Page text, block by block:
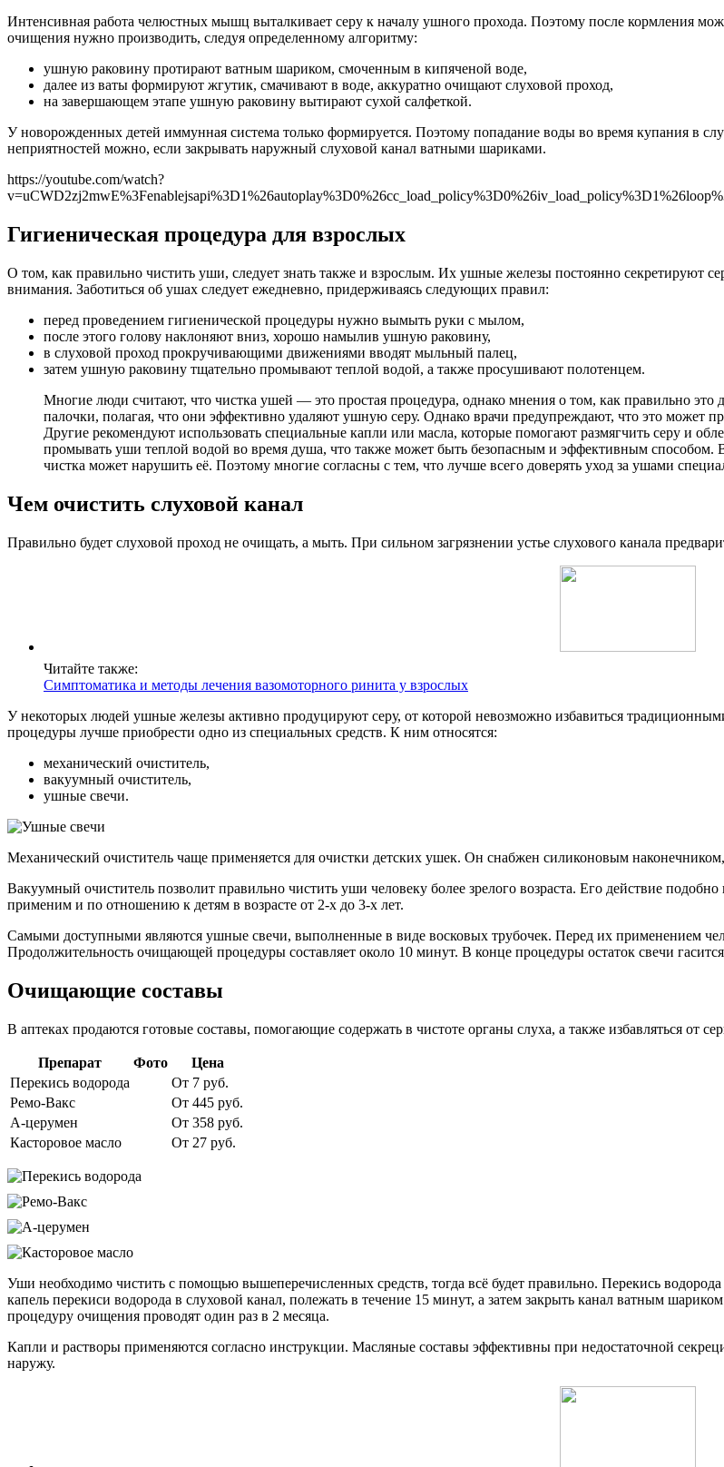
Интенсивная работа челюстных мышц выталкивает серу к началу ушного прохода. Поэтому после кормления
очищения нужно производить, следуя определенному алгоритму:
ушную раковину протирают ватным шариком, смоченным в кипяченой воде,
далее из ваты формируют жгутик, смачивают в воде, аккуратно очищают слуховой проход,
на завершающем этапе ушную раковину вытирают сухой салфеткой.
У новорожденных детей иммунная система только формируется. Поэтому попадание воды во время купания в
неприятностей можно, если закрывать наружный слуховой канал ватными шариками.
https://youtube.com/watch?
Гигиеническая процедура для взрослых
О том, как правильно чистить уши, следует знать также и взрослым. Их ушные железы постоянно секретируют
внимания. Заботиться об ушах следует ежедневно, придерживаясь следующих правил:
перед проведением гигиенической процедуры нужно вымыть руки с мылом,
после этого голову наклоняют вниз, хорошо намылив ушную раковину,
в слуховой проход прокручивающими движениями вводят мыльный палец,
затем ушную раковину тщательно промывают теплой водой, а также просушивают полотенцем.
Многие люди считают, что чистка ушей — это простая процедура, однако мнения о том, как правильно это
палочки, полагая, что они эффективно удаляют ушную серу. Однако врачи предупреждают, что это может
Другие рекомендуют использовать специальные капли или масла, которые помогают размягчить серу и
промывать уши теплой водой во время душа, что также может быть безопасным и эффективным
чистка может нарушить её. Поэтому многие согласны с тем, что лучше всего доверять уход за ушами
Чем очистить слуховой канал
Правильно будет слуховой проход не очищать, а мыть. При сильном загрязнении устье слухового канала
Читайте также:
Симптоматика и методы лечения вазомоторного ринита у взрослых
У некоторых людей ушные железы активно продуцируют серу, от которой невозможно избавиться
процедуры лучше приобрести одно из специальных средств. К ним относятся:
механический очиститель,
вакуумный очиститель,
ушные свечи.
Механический очиститель чаще применяется для очистки детских ушек. Он снабжен силиконовым
Вакуумный очиститель позволит правильно чистить уши человеку более зрелого возраста. Его действие
применим и по отношению к детям в возрасте от 2-х до 3-х лет.
Самыми доступными являются ушные свечи, выполненные в виде восковых трубочек. Перед их применением
Продолжительность очищающей процедуры составляет около 10 минут. В конце процедуры остаток свечи
Очищающие составы
В аптеках продаются готовые составы, помогающие содержать в чистоте органы слуха, а также избавляться от
Препарат Фото
Цена
Перекись водорода
От 7 руб.
Ремо-Вакс
От 445 руб.
А-церумен
От 358 руб.
Касторовое масло
От 27 руб.
Уши необходимо чистить с помощью вышеперечисленных средств, тогда всё будет правильно. Перекись
капель перекиси водорода в слуховой канал, полежать в течение 15 минут, а затем закрыть канал ватным
процедуру очищения проводят один раз в 2 месяца.
Капли и растворы применяются согласно инструкции. Масляные составы эффективны при недостаточной
наружу.